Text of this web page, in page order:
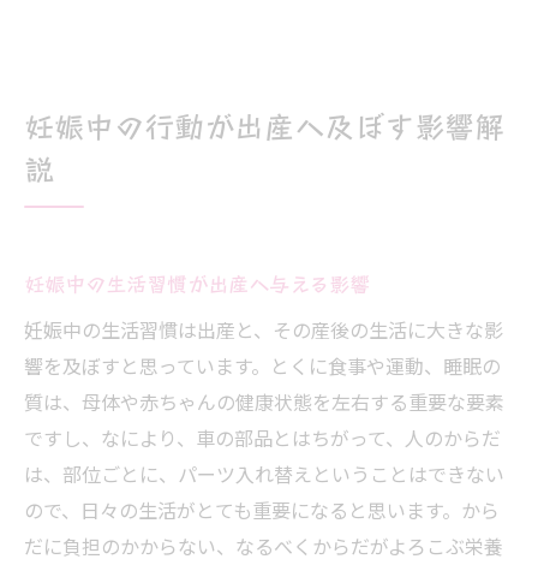
妊娠中の行動が出産へ及ぼす影響解
説
妊娠中の生活習慣が出産へ与える影響
妊娠中の生活習慣は出産と、その産後の生活に大きな影
響を及ぼすと思っています。とくに食事や運動、睡眠の
質は、母体や赤ちゃんの健康状態を左右する重要な要素
ですし、なにより、車の部品とはちがって、人のからだ
は、部位ごとに、パーツ入れ替えということはできない
ので、日々の生活がとても重要になると思います。から
だに負担のかからない、なるべくからだがよろこぶ栄養